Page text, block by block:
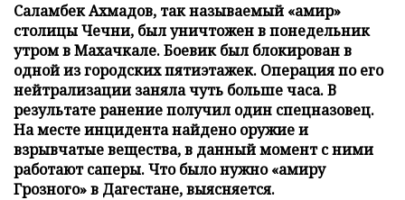
Саламбек Ахмадов, так называемый «амир»
столицы Чечни, был уничтожен в понедельник
утром в Махачкале. Боевик был блокирован в
одной из городских пятиэтажек. Операция по его
нейтрализации заняла чуть больше часа. В
результате ранение получил один спецназовец.
На месте инцидента найдено оружие и
взрывчатые вещества, в данный момент с ними
работают саперы. Что было нужно «амиру
Грозного» в Дагестане, выясняется.